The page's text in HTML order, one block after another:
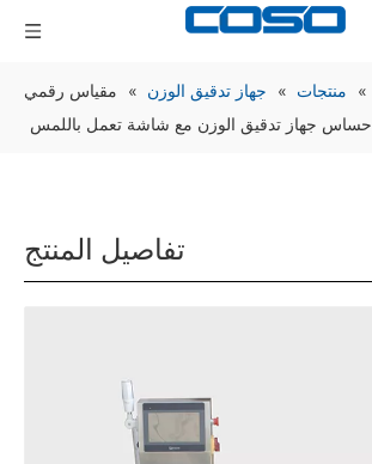
» منتجات » جهاز تدقيق الوزن » مقياس رقمي
حساس جهاز تدقيق الوزن مع شاشة تعمل باللمس
تفاصيل المنتج